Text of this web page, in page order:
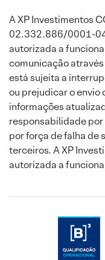
A XP Investimentos
02.332.886/0001-
autorizada a
comunicação
está sujeita a
ou prejudicar o envio
informações
responsabilidade
por força de falha de
terceiros. A XP
autorizada a